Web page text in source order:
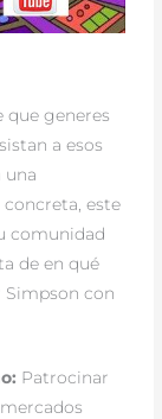
que generes
a esos
una
este
comunidad
de en qué
con
Patrocinar